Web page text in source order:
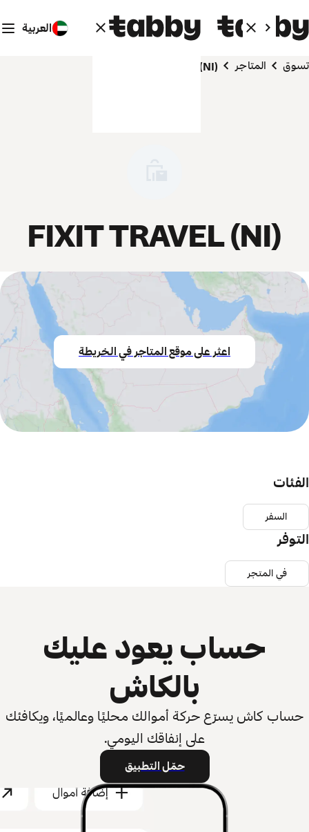
العربية
تسوق المتاجر FIXIT TRAVEL (NI)
FIXIT TRAVEL (NI)
اعثر على موقع المتاجر في الخريطة
الفئات
السفر
التوفر
في المتجر
حساب يعود عليك
بالكاش
حساب كاش يسرّع حركة أموالك محليًا وعالميًا، ويكافئك
على إنفاقك اليومي.
حمّل التطبيق